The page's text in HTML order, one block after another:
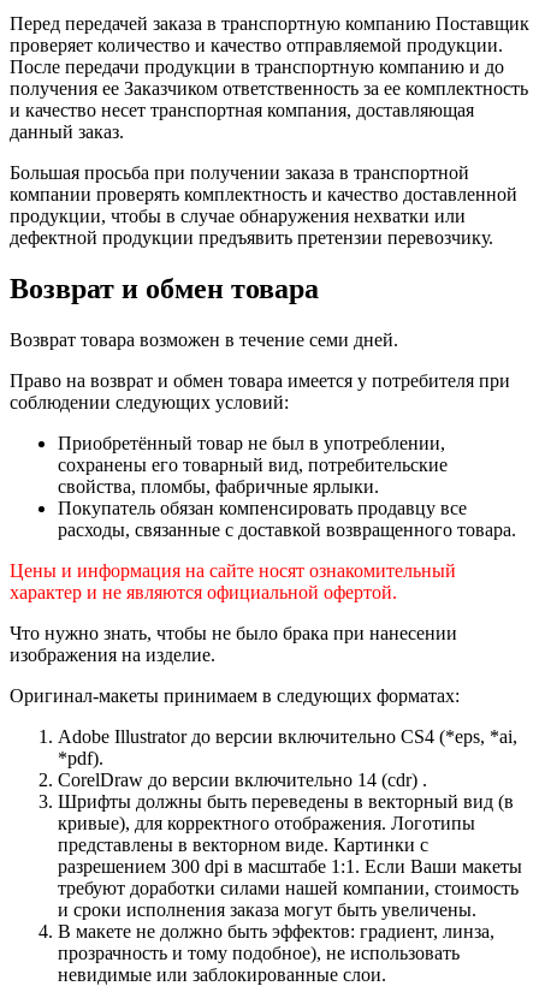
Перед передачей заказа в транспортную компанию Поставщик
проверяет количество и качество отправляемой продукции.
После передачи продукции в транспортную компанию и до
получения ее Заказчиком ответственность за ее комплектность
и качество несет транспортная компания, доставляющая
данный заказ.
Большая просьба при получении заказа в транспортной
компании проверять комплектность и качество доставленной
продукции, чтобы в случае обнаружения нехватки или
дефектной продукции предъявить претензии перевозчику.
Возврат и обмен товара
Возврат товара возможен в течение семи дней.
Право на возврат и обмен товара имеется у потребителя при
соблюдении следующих условий:
Приобретённый товар не был в употреблении,
сохранены его товарный вид, потребительские
свойства, пломбы, фабричные ярлыки.
Покупатель обязан компенсировать продавцу все
расходы, связанные с доставкой возвращенного товара.
Цены и информация на сайте носят ознакомительный
характер и не являются официальной офертой.
Что нужно знать, чтобы не было брака при нанесении
изображения на изделие.
Оригинал-макеты принимаем в следующих форматах:
Adobe Illustrator до версии включительно CS4 (*eps, *ai,
*pdf).
CorelDraw до версии включительно 14 (cdr) .
Шрифты должны быть переведены в векторный вид (в
кривые), для корректного отображения. Логотипы
представлены в векторном виде. Картинки с
разрешением 300 dpi в масштабе 1:1. Если Ваши макеты
требуют доработки силами нашей компании, стоимость
и сроки исполнения заказа могут быть увеличены.
В макете не должно быть эффектов: градиент, линза,
прозрачность и тому подобное), не использовать
невидимые или заблокированные слои.